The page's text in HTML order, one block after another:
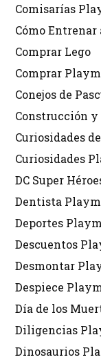
Comisarías
Cómo
Comprar Lego
Comprar
Conejos de
Construcción
Curiosidades
Curiosidades
DC Super
Dentista
Deportes
Descuentos
Desmontar
Despiece
Día de los
Diligencias
Dinosaurios